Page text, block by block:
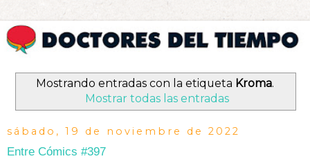
Mostrando entradas con la etiqueta Kroma.
Mostrar todas las entradas
sábado, 19 de noviembre de 2022
Entre Cómics #397